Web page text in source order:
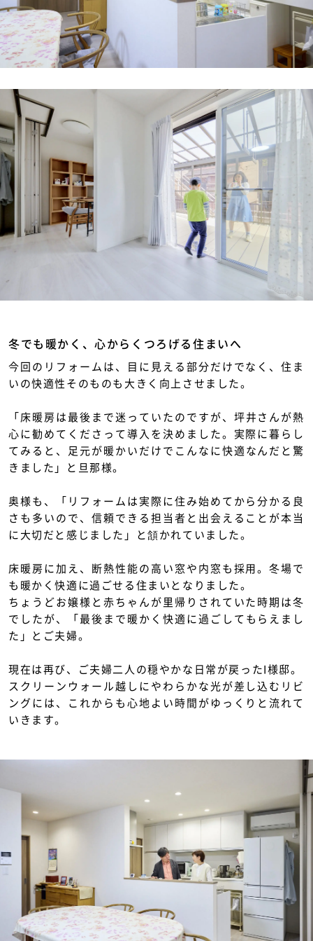
冬でも暖かく、心からくつろげる住まいへ
今回のリフォームは、目に見える部分だけでなく、住ま
いの快適性そのものも大きく向上させました。
「床暖房は最後まで迷っていたのですが、坪井さんが熱
心に勧めてくださって導入を決めました。実際に暮らし
てみると、足元が暖かいだけでこんなに快適なんだと驚
きました」と旦那様。
奥様も、「リフォームは実際に住み始めてから分かる良
さも多いので、信頼できる担当者と出会えることが本当
に大切だと感じました」と頷かれていました。
床暖房に加え、断熱性能の高い窓や内窓も採用。冬場で
も暖かく快適に過ごせる住まいとなりました。
ちょうどお嬢様と赤ちゃんが里帰りされていた時期は冬
でしたが、「最後まで暖かく快適に過ごしてもらえまし
た」とご夫婦。
現在は再び、ご夫婦二人の穏やかな日常が戻ったI様邸。
スクリーンウォール越しにやわらかな光が差し込むリビ
ングには、これからも心地よい時間がゆっくりと流れて
いきます。